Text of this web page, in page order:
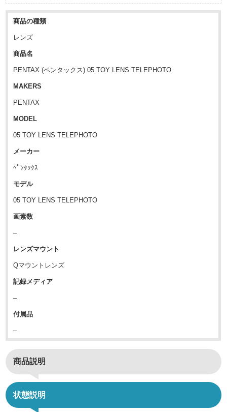
商品の種類
レンズ
商品名
PENTAX (ペンタックス) 05 TOY LENS TELEPHOTO
MAKERS
PENTAX
MODEL
05 TOY LENS TELEPHOTO
メーカー
ﾍﾟﾝﾀｯｸｽ
モデル
05 TOY LENS TELEPHOTO
画素数
–
レンズマウント
Qマウントレンズ
記録メディア
–
付属品
–
商品説明
状態説明